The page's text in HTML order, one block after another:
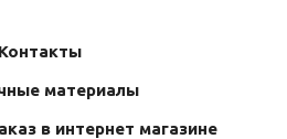
Контакты
материалы
в интернет магазине